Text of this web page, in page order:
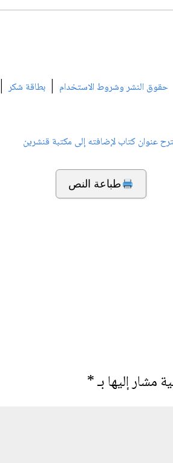
حقوق النشر وشروط الاستخدام | بطاقة شكر|
عنوان كتاب لإضافته إلى مكتبة قنشرين
طباعة النص
مشار إليها بـ*